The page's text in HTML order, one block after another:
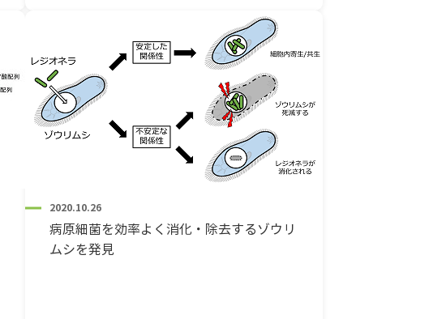
2020.10.26
病原細菌を効率よく消化・除去するゾウリ
ムシを発見